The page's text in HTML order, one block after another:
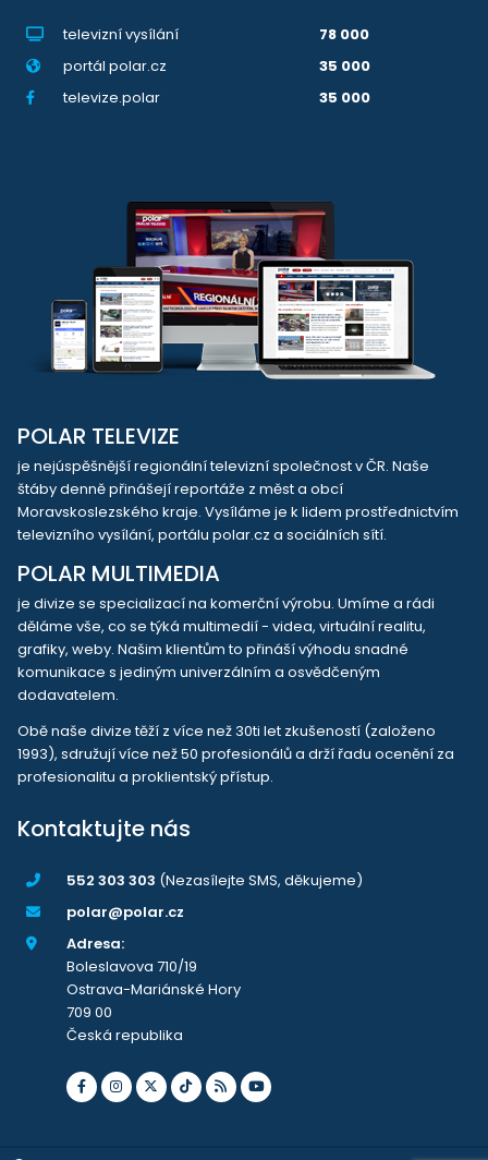
televizní vysílání
78 000
portál polar.cz
35 000
televize.polar
35 000
POLAR TELEVIZE
je nejúspěšnější regionální televizní společnost v ČR. Naše
štáby denně přinášejí reportáže z měst a obcí
Moravskoslezského kraje. Vysíláme je k lidem prostřednictvím
televizního vysílání, portálu polar.cz a sociálních sítí.
POLAR MULTIMEDIA
je divize se specializací na komerční výrobu. Umíme a rádi
děláme vše, co se týká multimedií - videa, virtuální realitu,
grafiky, weby. Našim klientům to přináší výhodu snadné
komunikace s jediným univerzálním a osvědčeným
dodavatelem.
Obě naše divize těží z více než 30ti let zkušeností (založeno
1993), sdružují více než 50 profesionálů a drží řadu ocenění za
profesionalitu a proklientský přístup.
Kontaktujte nás
552 303 303 (Nezasílejte SMS, děkujeme)
polar@polar.cz
Adresa:
Boleslavova 710/19
Ostrava-Mariánské Hory
709 00
Česká republika